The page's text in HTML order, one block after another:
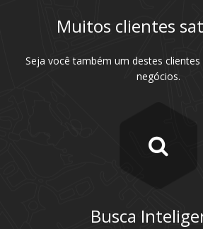
Muitos clientes
Seja você também um destes
negócios.
Busca